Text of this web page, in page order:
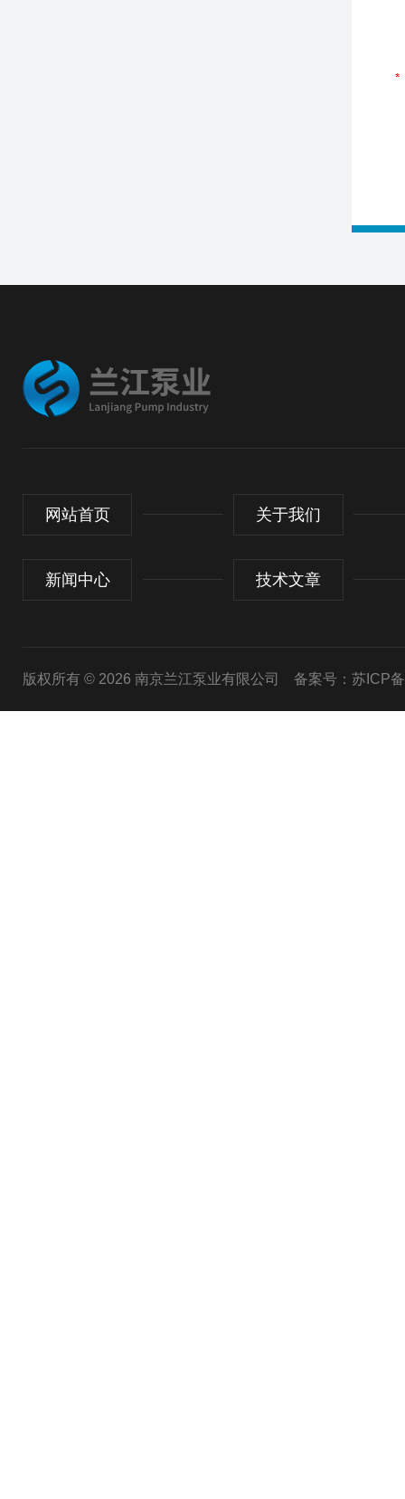
网站首页 关于我们
新闻中心 技术文章
版权所有 © 2026 南京兰江泵业有限公司 备案号：苏ICP